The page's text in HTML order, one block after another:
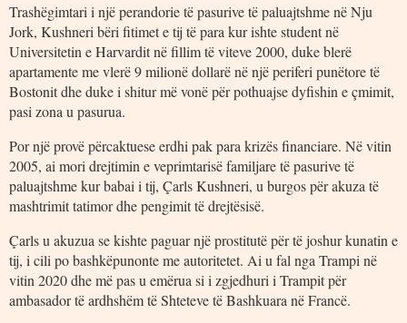
Trashëgimtari i një perandorie të pasurive të paluajtshme në Nju
Jork, Kushneri bëri fitimet e tij të para kur ishte student në
Universitetin e Harvardit në fillim të viteve 2000, duke blerë
apartamente me vlerë 9 milionë dollarë në një periferi punëtore të
Bostonit dhe duke i shitur më vonë për pothuajse dyfishin e çmimit,
pasi zona u pasurua.
Por një provë përcaktuese erdhi pak para krizës financiare. Në vitin
2005, ai mori drejtimin e veprimtarisë familjare të pasurive të
paluajtshme kur babai i tij, Çarls Kushneri, u burgos për akuza të
mashtrimit tatimor dhe pengimit të drejtësisë.
Çarls u akuzua se kishte paguar një prostitutë për të joshur kunatin e
tij, i cili po bashkëpunonte me autoritetet. Ai u fal nga Trampi në
vitin 2020 dhe më pas u emërua si i zgjedhuri i Trampit për
ambasador të ardhshëm të Shteteve të Bashkuara në Francë.